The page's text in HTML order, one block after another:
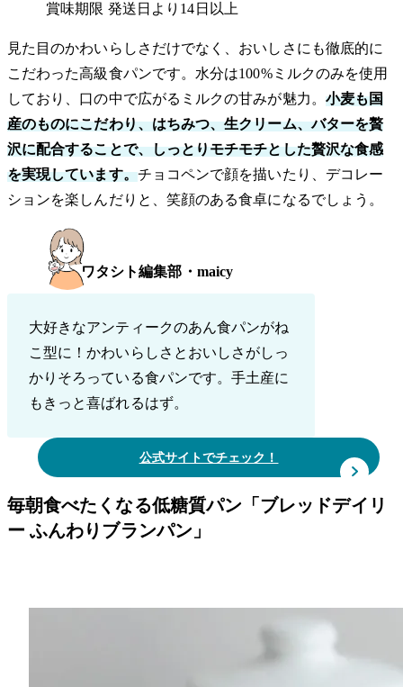
賞味期限 発送日より14日以上
見た目のかわいらしさだけでなく、おいしさにも徹底的に
こだわった高級食パンです。水分は100%ミルクのみを使用
しており、口の中で広がるミルクの甘みが魅力。 小麦も国
産のものにこだわり、はちみつ、生クリーム、バターを贅
沢に配合することで、しっとりモチモチとした贅沢な食感
を実現しています。チョコペンで顔を描いたり、デコレー
ションを楽しんだりと、笑顔のある食卓になるでしょう。
ワタシト編集部・maicy
大好きなアンティークのあん食パンがね
こ型に！かわいらしさとおいしさがしっ
かりそろっている食パンです。手土産に
もきっと喜ばれるはず。
公式サイトでチェック！
毎朝食べたくなる低糖質パン「ブレッドデイリ
ー ふんわりブランパン」